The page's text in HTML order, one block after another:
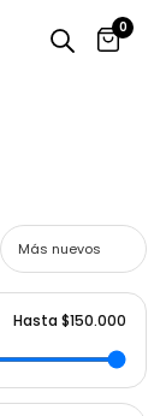
0
Hasta $150.000